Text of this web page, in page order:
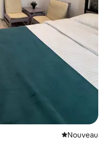
Nouvel
Nouveau